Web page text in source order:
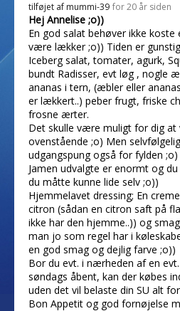
tilføjet af mummi-39 for 20 år siden
Hej Annelise ;o))
En god salat behøver ikke
være lækker ;o)) Tiden er
Iceberg salat, tomater, agurk,
bundt Radisser, evt løg , nogle
ananas i tern, (æbler eller
er lækkert..) peber frugt, friske
frosne ærter.
Det skulle være muligt for dig
ovenstående ;o) Men
udgangspung også for fylden ;o)
Jamen udvalgte er enormt og
du måtte kunne lide selv ;o))
Hjemmelavet dressing; En
citron (sådan en citron saft på
ikke har den hjemme..)) og
man jo som regel har i
en god smag og dejlig farve ;o))
Bor du evt. i nærheden af en
søndags åbent, kan der købes
uden det vil belaste din SU alt
Bon Appetit og god fornøjelse